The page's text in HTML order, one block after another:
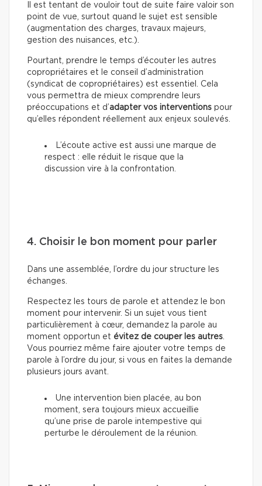
Il est tentant de vouloir tout de suite faire valoir son
point de vue, surtout quand le sujet est sensible
(augmentation des charges, travaux majeurs,
gestion des nuisances, etc.).
Pourtant, prendre le temps d’écouter les autres
copropriétaires et le conseil d’administration
(syndicat de copropriétaires) est essentiel. Cela
vous permettra de mieux comprendre leurs
préoccupations et d’adapter vos interventions pour
qu’elles répondent réellement aux enjeux soulevés.
L’écoute active est aussi une marque de
respect : elle réduit le risque que la
discussion vire à la confrontation.
4. Choisir le bon moment pour parler
Dans une assemblée, l’ordre du jour structure les
échanges.
Respectez les tours de parole et attendez le bon
moment pour intervenir. Si un sujet vous tient
particulièrement à cœur, demandez la parole au
moment opportun et évitez de couper les autres
Vous pourriez même faire ajouter votre temps de
parole à l’ordre du jour, si vous en faites la demande
plusieurs jours avant.
Une intervention bien placée, au bon
moment, sera toujours mieux accueillie
qu’une prise de parole intempestive qui
perturbe le déroulement de la réunion.